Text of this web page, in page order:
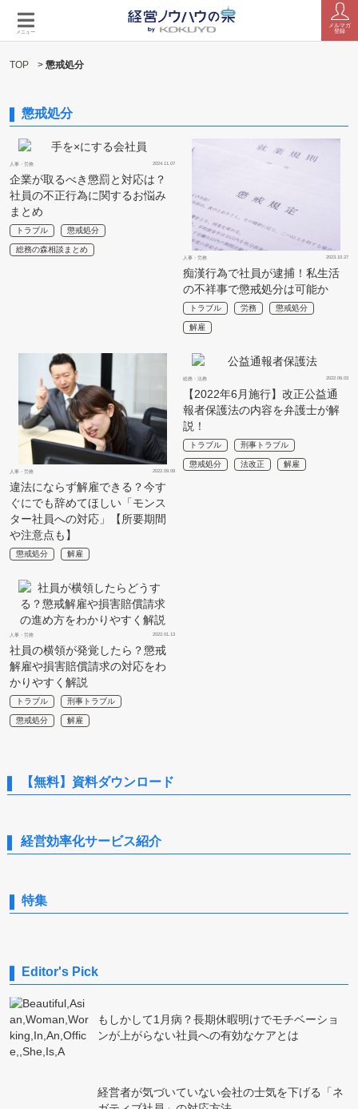
メニュー
メルマガ
登録
TOP > 懲戒処分
懲戒処分
人事・労務 2024.11.07
企業が取るべき懲罰と対応は？
社員の不正行為に関するお悩み
まとめ
トラブル 懲戒処分
総務の森相談まとめ
人事・労務 2023.10.27
痴漢行為で社員が逮捕！私生活
の不祥事で懲戒処分は可能か
トラブル 労務 懲戒処分
解雇
人事・労務 2022.09.09
違法にならず解雇できる？今す
ぐにでも辞めてほしい「モンス
ター社員への対応」【所要期間
や注意点も】
懲戒処分 解雇
総務・法務 2022.06.03
【2022年6月施行】改正公益通
報者保護法の内容を弁護士が解
説！
トラブル 刑事トラブル
懲戒処分 法改正 解雇
人事・労務 2022.01.13
社員の横領が発覚したら？懲戒
解雇や損害賠償請求の対応をわ
かりやすく解説
トラブル 刑事トラブル
懲戒処分 解雇
【無料】資料ダウンロード
経営効率化サービス紹介
特集
Editor's Pick
もしかして1月病？長期休暇明けでモチベーショ
ンが上がらない社員への有効なケアとは
経営者が気づいていない会社の士気を下げる「ネ